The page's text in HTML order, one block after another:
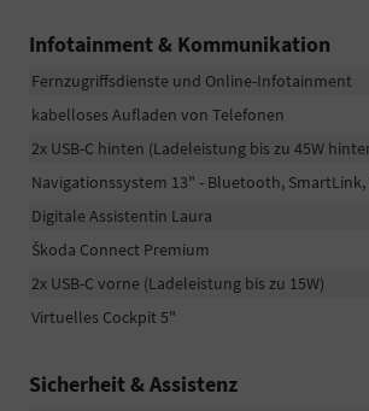
Infotainment & Kommunikation
Fernzugriffsdienste und Online-Infotainment
kabelloses Aufladen von Telefonen
2x USB-C hinten (Ladeleistung bis zu 45W
Navigationssystem 13" - Bluetooth, SmartLink,
Digitale Assistentin Laura
Škoda Connect Premium
2x USB-C vorne (Ladeleistung bis zu 15W)
Virtuelles Cockpit 5"
Sicherheit & Assistenz